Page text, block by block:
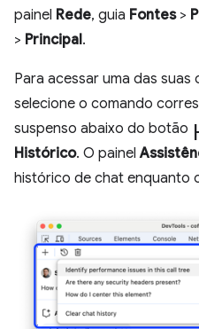
painel Rede, guia Fontes>
> Principal.
Para acessar uma das
selecione o comando
suspenso abaixo do botão
Histórico. O painel
histórico de chat enquanto